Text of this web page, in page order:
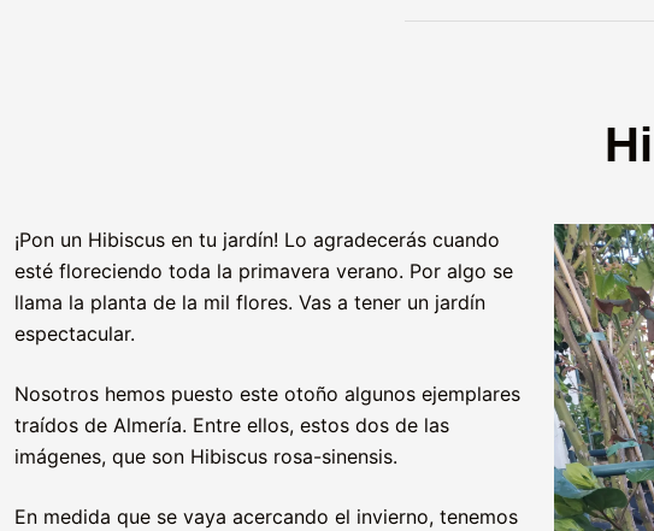
¡Pon un Hibiscus en tu jardín! Lo agradecerás cuando
esté floreciendo toda la primavera verano. Por algo se
llama la planta de la mil flores. Vas a tener un jardín
espectacular.
Nosotros hemos puesto este otoño algunos ejemplares
traídos de Almería. Entre ellos, estos dos de las
imágenes, que son Hibiscus rosa-sinensis.
En medida que se vaya acercando el invierno, tenemos